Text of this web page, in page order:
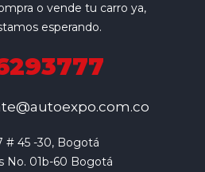
o vende tu carro ya,
esperando.
# 45 -30, Bogotá
No. 01b-60 Bogotá